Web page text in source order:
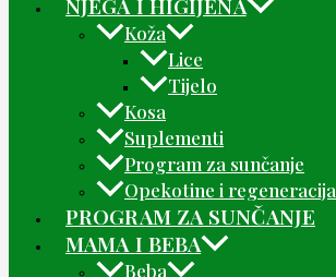
Koža
Lice
Tijelo
Kosa
Suplementi
Program za sunčanje
Opekotine i regeneracija
PROGRAM ZA SUNČANJE
MAMA I BEBA
Beba